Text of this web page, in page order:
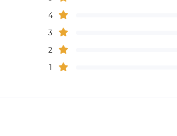
4
3
2
1